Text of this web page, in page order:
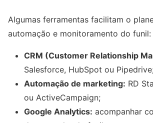
Algumas ferramentas facilitam o
automação e monitoramento do funil:
CRM (Customer Relationship
Salesforce, HubSpot ou
Automação de marketing: RD
ou ActiveCampaign;
Google Analytics: acompanhar